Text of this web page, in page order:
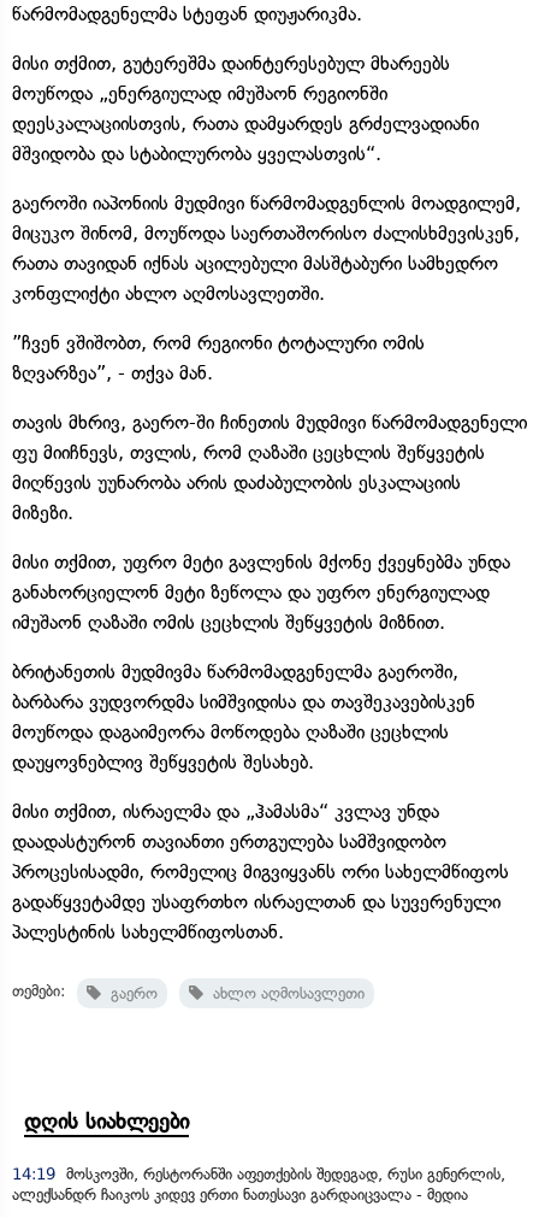
წარმომადგენელმა სტეფან დიუჟარიკმა.
მისი თქმით, გუტერეშმა დაინტერესებულ მხარეებს
მოუწოდა „ენერგიულად იმუშაონ რეგიონში
დეესკალაციისთვის, რათა დამყარდეს გრძელვადიანი
მშვიდობა და სტაბილურობა ყველასთვის“.
გაეროში იაპონიის მუდმივი წარმომადგენლის მოადგილემ,
მიცუკო შინომ, მოუწოდა საერთაშორისო ძალისხმევისკენ,
რათა თავიდან იქნას აცილებული მასშტაბური სამხედრო
კონფლიქტი ახლო აღმოსავლეთში.
”ჩვენ ვშიშობთ, რომ რეგიონი ტოტალური ომის
ზღვარზეა”, - თქვა მან.
თავის მხრივ, გაერო-ში ჩინეთის მუდმივი წარმომადგენელი
ფუ მიიჩნევს, თვლის, რომ ღაზაში ცეცხლის შეწყვეტის
მიღწევის უუნარობა არის დაძაბულობის ესკალაციის
მიზეზი.
მისი თქმით, უფრო მეტი გავლენის მქონე ქვეყნებმა უნდა
განახორციელონ მეტი ზეწოლა და უფრო ენერგიულად
იმუშაონ ღაზაში ომის ცეცხლის შეწყვეტის მიზნით.
ბრიტანეთის მუდმივმა წარმომადგენელმა გაეროში,
ბარბარა ვუდვორდმა სიმშვიდისა და თავშეკავებისკენ
მოუწოდა დაგაიმეორა მოწოდება ღაზაში ცეცხლის
დაუყოვნებლივ შეწყვეტის შესახებ.
მისი თქმით, ისრაელმა და „ჰამასმა“ კვლავ უნდა
დაადასტურონ თავიანთი ერთგულება სამშვიდობო
პროცესისადმი, რომელიც მიგვიყვანს ორი სახელმწიფოს
გადაწყვეტამდე უსაფრთხო ისრაელთან და სუვერენული
პალესტინის სახელმწიფოსთან.
თემები: გაერო ახლო აღმოსავლეთი
დღის სიახლეები
14:19 მოსკოვში, რესტორანში აფეთქების შედეგად, რუსი გენერლის,
ალექსანდრ ჩაიკოს კიდევ ერთი ნათესავი გარდაიცვალა - მედია